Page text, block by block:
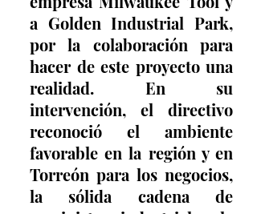
a Golden Industrial Park,
por la colaboración para
hacer de este proyecto una
realidad. En su
intervención, el directivo
reconoció el ambiente
favorable en la región y en
Torreón para los negocios,
la sólida cadena de